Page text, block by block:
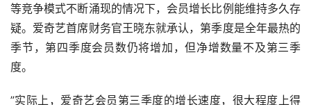
等竞争模式不断涌现的情况下，会员增长比例能维持多久存
疑。爱奇艺首席财务官王晓东就承认，第季度是全年最热的
季节，第四季度会员数仍将增加，但净增数量不及第三季
度。
”实际上，爱奇艺会员第三季度的增长速度，很大程度上得